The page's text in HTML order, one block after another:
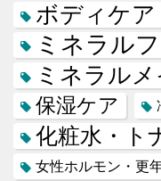
ボディケア
ミネラル
ミネラルメ
保湿ケア
化粧水・ト
女性ホルモン・更